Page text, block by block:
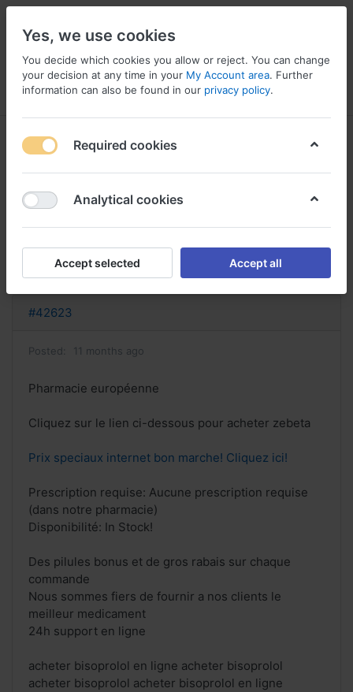
Menu Log in Compare Wishlist
acheter bisoprolol bisoprolol sans
ordonnance
Reply
#42623
Posted: 11 months ago
Pharmacie européenne
Cliquez sur le lien ci-dessous pour acheter zebeta
Prix speciaux internet bon marche! Cliquez ici!
Prescription requise: Aucune prescription requise
(dans notre pharmacie)
Disponibilité: In Stock!
Des pilules bonus et de gros rabais sur chaque
commande
Nous sommes fiers de fournir a nos clients le
meilleur medicament
24h support en ligne
acheter bisoprolol en ligne acheter bisoprolol
acheter bisoprolol acheter bisoprolol en ligne
Yes, we use cookies
You decide which cookies you allow or reject. You can change
your decision at any time in your My Account area. Further
information can also be found in our privacy policy.
Required cookies
Analytical cookies
Accept selected Accept all